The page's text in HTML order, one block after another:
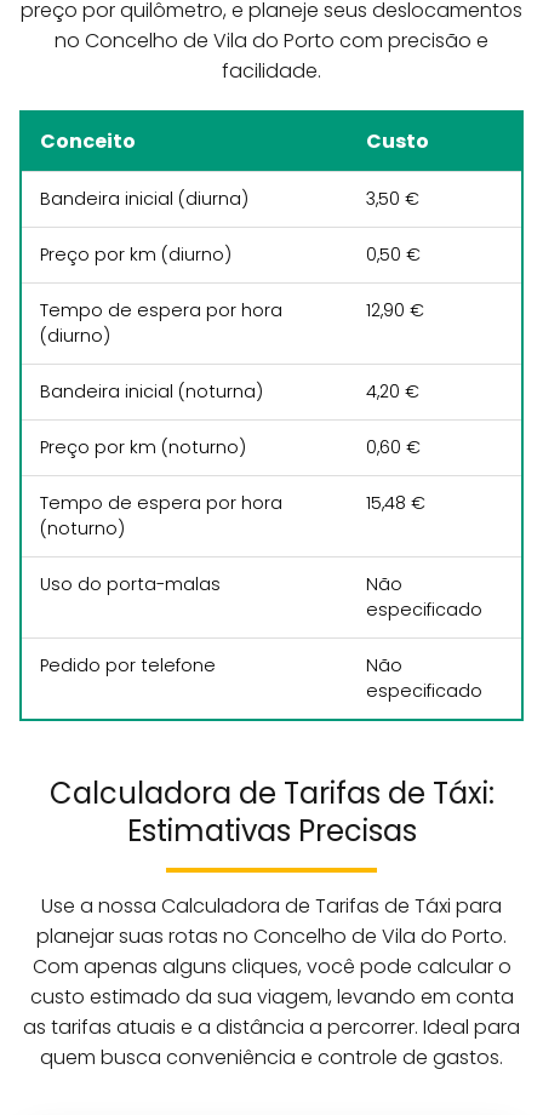
preço por quilômetro, e planeje seus deslocamentos
no Concelho de Vila do Porto com precisão e
facilidade.
Conceito Custo
Bandeira inicial (diurna) 3,50 €
Preço por km (diurno) 0,50 €
Tempo de espera por hora
(diurno)
12,90 €
Bandeira inicial (noturna) 4,20 €
Preço por km (noturno) 0,60 €
Tempo de espera por hora
(noturno)
15,48 €
Uso do porta-malas
Não
especificado
Pedido por telefone
Não
especificado
Calculadora de Tarifas de Táxi:
Estimativas Precisas
Use a nossa Calculadora de Tarifas de Táxi para
planejar suas rotas no Concelho de Vila do Porto.
Com apenas alguns cliques, você pode calcular o
custo estimado da sua viagem, levando em conta
as tarifas atuais e a distância a percorrer. Ideal para
quem busca conveniência e controle de gastos.